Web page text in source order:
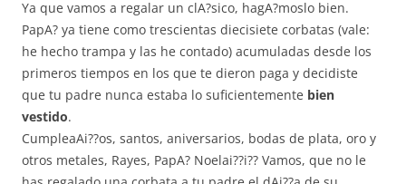
Ya que vamos a regalar un clA?sico, hagA?moslo bien.
PapA? ya tiene como trescientas diecisiete corbatas (vale:
he hecho trampa y las he contado) acumuladas desde los
primeros tiempos en los que te dieron paga y decidiste
que tu padre nunca estaba lo suficientemente bien
vestido.
CumpleaAi??os, santos, aniversarios, bodas de plata, oro y
otros metales, Rayes, PapA? Noelai??i?? Vamos, que no le